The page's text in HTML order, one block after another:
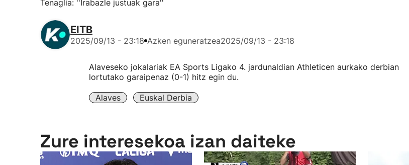
Tenaglia: ''Irabazle justuak gara''
EITB
2025/09/13 - 23:18 Azken eguneratzea2025/09/13 - 23:18
Alaveseko jokalariak EA Sports Ligako 4. jardunaldian Athleticen aurkako derbian
lortutako garaipenaz (0-1) hitz egin du.
Alaves Euskal Derbia
Zure interesekoa izan daiteke